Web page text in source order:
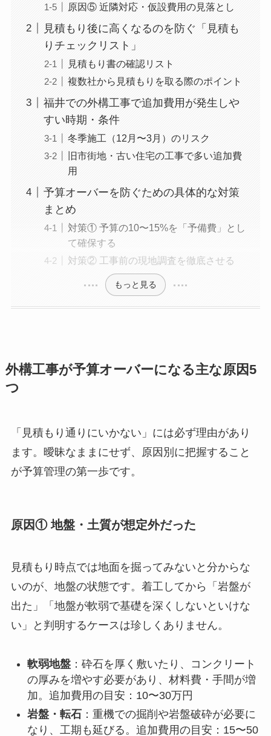
原因⑤ 近隣対応・仮設費用の見落とし
見積もり後に高くなるのを防ぐ「見積も
りチェックリスト」
見積もり書の確認リスト
複数社から見積もりを取る際のポイント
福井での外構工事で追加費用が発生しや
すい時期・条件
冬季施工（12月〜3月）のリスク
旧市街地・古い住宅の工事で多い追加費
用
予算オーバーを防ぐための具体的な対策
まとめ
対策① 予算の10〜15%を「予備費」とし
て確保する
対策② 工事前の現地調査を徹底させる
もっと見る
外構工事が予算オーバーになる主な原因5
つ
「見積もり通りにいかない」には必ず理由があり
ます。曖昧なままにせず、原因別に把握すること
が予算管理の第一歩です。
原因① 地盤・土質が想定外だった
見積もり時点では地面を掘ってみないと分からな
いのが、地盤の状態です。着工してから「岩盤が
出た」「地盤が軟弱で基礎を深くしないといけな
い」と判明するケースは珍しくありません。
軟弱地盤：砕石を厚く敷いたり、コンクリート
の厚みを増やす必要があり、材料費・手間が増
加。追加費用の目安：10〜30万円
岩盤・転石：重機での掘削や岩盤破砕が必要に
なり、工期も延びる。追加費用の目安：15〜50